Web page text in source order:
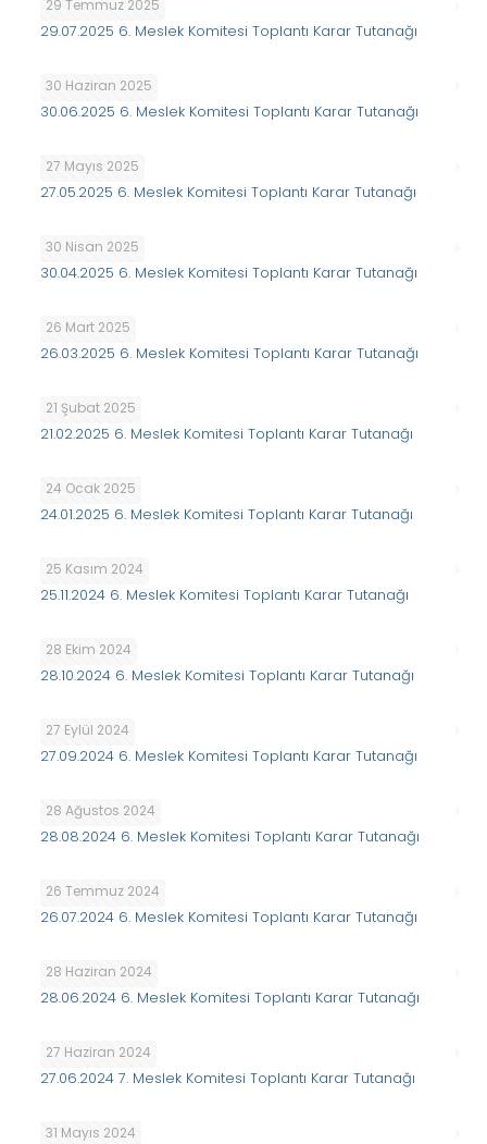
29 Temmuz 2025
29.07.2025 6. Meslek Komitesi Toplantı Karar Tutanağı
30 Haziran 2025
30.06.2025 6. Meslek Komitesi Toplantı Karar Tutanağı
27 Mayıs 2025
27.05.2025 6. Meslek Komitesi Toplantı Karar Tutanağı
30 Nisan 2025
30.04.2025 6. Meslek Komitesi Toplantı Karar Tutanağı
26 Mart 2025
26.03.2025 6. Meslek Komitesi Toplantı Karar Tutanağı
21 Şubat 2025
21.02.2025 6. Meslek Komitesi Toplantı Karar Tutanağı
24 Ocak 2025
24.01.2025 6. Meslek Komitesi Toplantı Karar Tutanağı
25 Kasım 2024
25.11.2024 6. Meslek Komitesi Toplantı Karar Tutanağı
28 Ekim 2024
28.10.2024 6. Meslek Komitesi Toplantı Karar Tutanağı
27 Eylül 2024
27.09.2024 6. Meslek Komitesi Toplantı Karar Tutanağı
28 Ağustos 2024
28.08.2024 6. Meslek Komitesi Toplantı Karar Tutanağı
26 Temmuz 2024
26.07.2024 6. Meslek Komitesi Toplantı Karar Tutanağı
28 Haziran 2024
28.06.2024 6. Meslek Komitesi Toplantı Karar Tutanağı
27 Haziran 2024
27.06.2024 7. Meslek Komitesi Toplantı Karar Tutanağı
31 Mayıs 2024